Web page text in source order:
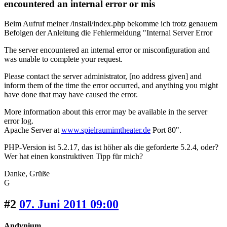
encountered an internal error or mis
Beim Aufruf meiner /install/index.php bekomme ich trotz genauem
Befolgen der Anleitung die Fehlermeldung "Internal Server Error
The server encountered an internal error or misconfiguration and
was unable to complete your request.
Please contact the server administrator, [no address given] and
inform them of the time the error occurred, and anything you might
have done that may have caused the error.
More information about this error may be available in the server
error log.
Apache Server at www.spielraumimtheater.de Port 80".
PHP-Version ist 5.2.17, das ist höher als die geforderte 5.2.4, oder?
Wer hat einen konstruktiven Tipp für mich?
Danke, Grüße
G
#2 07. Juni 2011 09:00